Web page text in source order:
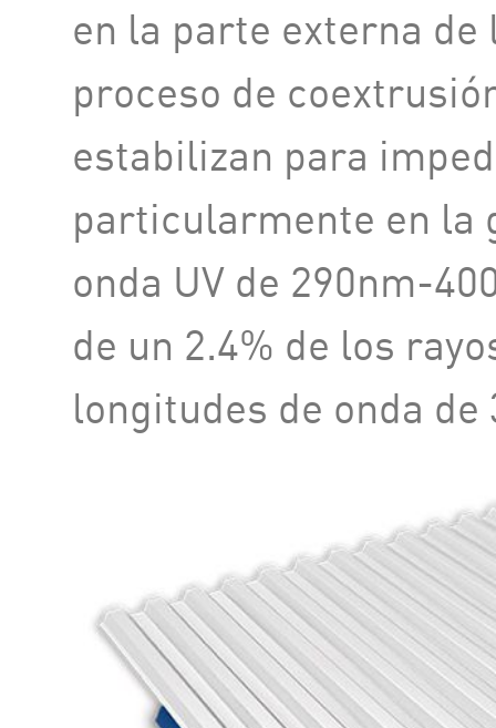
en la parte externa
proceso de
estabilizan para
particularmente en la
onda UV de 290nm-
de un 2.4% de los
longitudes de onda de